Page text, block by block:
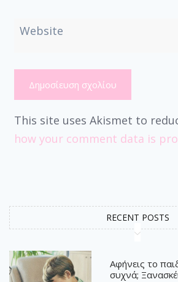
Website
This site uses Akismet to
how your comment data is
RECENT POSTS
Αφήνεις το
συχνά;